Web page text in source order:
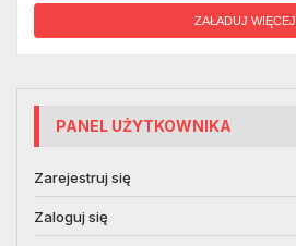
ZAŁADUJ WIĘCEJ
PANEL UŻYTKOWNIKA
Zarejestruj się
Zaloguj się